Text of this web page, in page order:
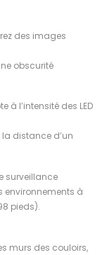
des images
obscurité
l’intensité des LED
distance d’un
surveillance
environnements à
pieds).
murs des couloirs,